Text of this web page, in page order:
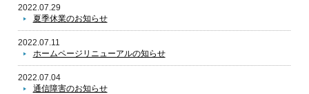
2022.07.29
夏季休業のお知らせ
2022.07.11
ホームページリニューアルの知らせ
2022.07.04
通信障害のお知らせ